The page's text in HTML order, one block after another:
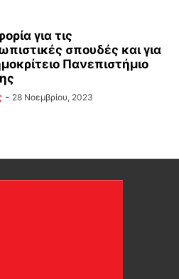
για τις
σπουδές και για
Πανεπιστήμιο
- 28 Νοεμβρίου, 2023